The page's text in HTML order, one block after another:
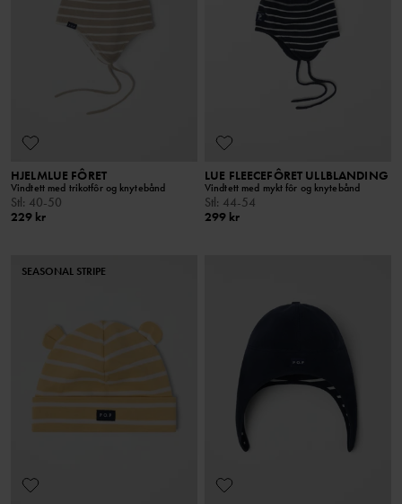
HJELMLUE FÔRET
Vindtett med trikotfôr og knytebånd
Stl: 40-50
229 kr
LUE FLEECEFÔRET ULLBLANDING
Vindtett med mykt fôr og knytebånd
Stl: 44-54
299 kr
SEASONAL STRIPE